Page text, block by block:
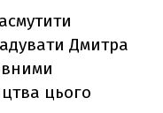
Дмитра
цього